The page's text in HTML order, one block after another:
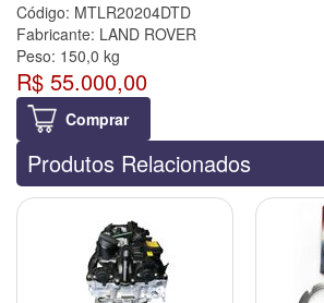
Código: MTLR20204DTD
Fabricante: LAND ROVER
Peso: 150,0 kg
R$ 55.000,00
Comprar
Produtos Relacionados